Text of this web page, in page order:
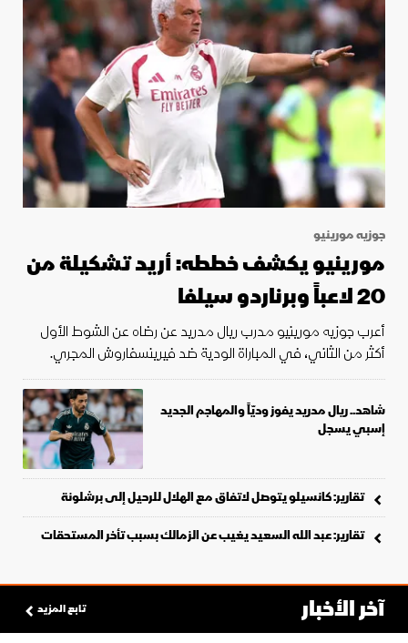
جوزيه مورينيو
مورينيو يكشف خططه: أريد تشكيلة من
20 لاعباً وبرناردو سيلفا
أعرب جوزيه مورينيو مدرب ريال مدريد عن رضاه عن الشوط الأول
أكثر من الثاني، في المباراة الودية ضد فيرينسفاروش المجري.
شاهد.. ريال مدريد يفوز وديّاً والمهاجم الجديد
إسبي يسجل
تقارير: كانسيلو يتوصل لاتفاق مع الهلال للرحيل إلى برشلونة
تقارير: عبد الله السعيد يغيب عن الزمالك بسبب تأخر المستحقات
آخر الأخبار تابع المزيد